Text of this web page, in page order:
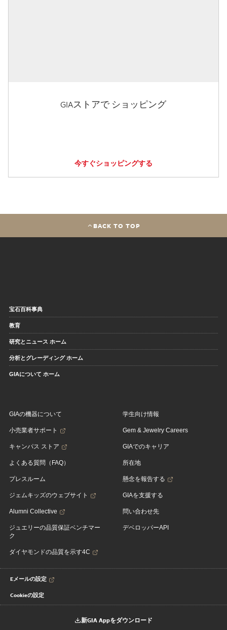
GIAストアで ショッピング
今すぐショッピングする
BACK TO TOP
宝石百科事典
教育
研究とニュース ホーム
分析とグレーディング ホーム
GIAについて ホーム
GIAの機器について
小売業者サポート
キャンパス ストア
よくある質問（FAQ）
プレスルーム
ジェムキッズのウェブサイト
Alumni Collective
ジュエリーの品質保証ベンチマー
ク
ダイヤモンドの品質を示す4C
学生向け情報
Gem & Jewelry Careers
GIAでのキャリア
所在地
懸念を報告する
GIAを支援する
問い合わせ先
デベロッパーAPI
Eメールの設定
Cookieの設定
新GIA Appをダウンロード